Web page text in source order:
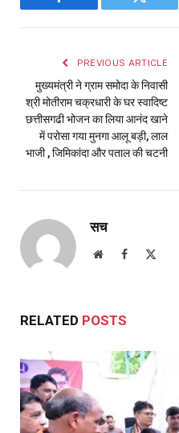
Facebook Twitter
PREVIOUS ARTICLE
मुख्यमंत्री ने ग्राम समोदा के निवासी
श्री मोतीराम चक्रधारी के घर स्वादिष्ट
छत्तीसगढी भोजन का लिया आनंद खाने
में परोसा गया मुनगा आलू बड़ी, लाल
भाजी , जिमिकांदा और पताल की चटनी
सच
WebsiteFacebook
RELATED POSTS